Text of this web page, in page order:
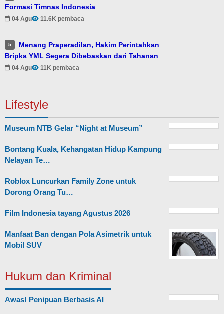
Formasi Timnas Indonesia
04 Agu 11.6K pembaca
5
Menang Praperadilan, Hakim Perintahkan
Bripka YML Segera Dibebaskan dari Tahanan
04 Agu 11K pembaca
Lifestyle
Museum NTB Gelar “Night at Museum”
Bontang Kuala, Kehangatan Hidup Kampung
Nelayan Te…
Roblox Luncurkan Family Zone untuk
Dorong Orang Tu…
Film Indonesia tayang Agustus 2026
Manfaat Ban dengan Pola Asimetrik untuk
Mobil SUV
Hukum dan Kriminal
Awas! Penipuan Berbasis AI